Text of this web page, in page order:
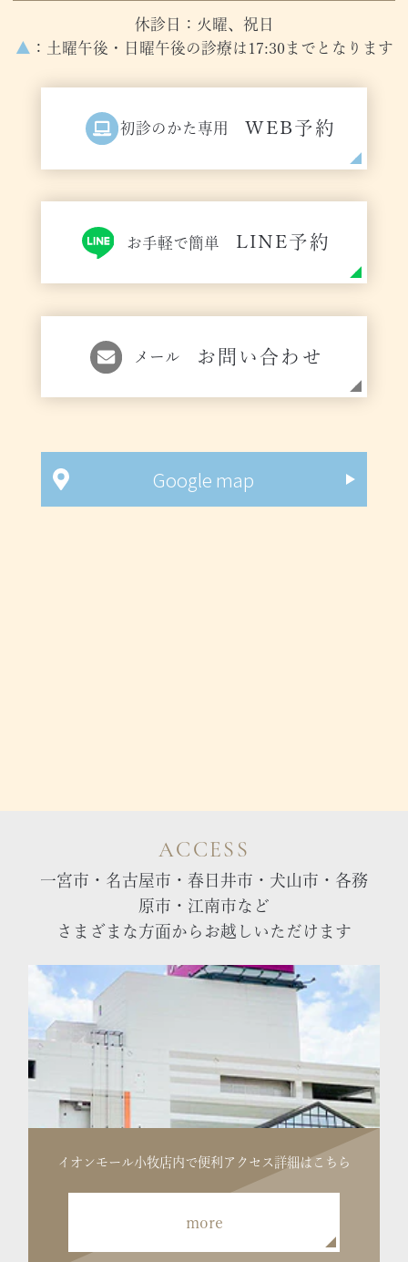
休診日：火曜、祝日
▲ ：土曜午後・日曜午後の診療は17:30までとなります
初診のかた専用 WEB予約
お手軽で簡単 LINE予約
メール お問い合わせ
Google map
ACCESS
一宮市・名古屋市・春日井市・犬山市・各務
原市・江南市など
さまざまな方面からお越しいただけます
イオンモール小牧店内で便利 アクセス詳細はこちら
more